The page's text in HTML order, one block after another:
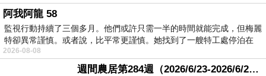
阿我阿龍 58
監視行動持續了三個多月。他們或許只需一半的時間就能完成，但梅麗
特卻異常謹慎。或者說，比平常更謹慎。她找到了一艘特工處停泊在
2026-08-08
週間農居第284週（2026/6/23-2026/6/24) 夏至 金黃稻浪洋溢豐收喜悅